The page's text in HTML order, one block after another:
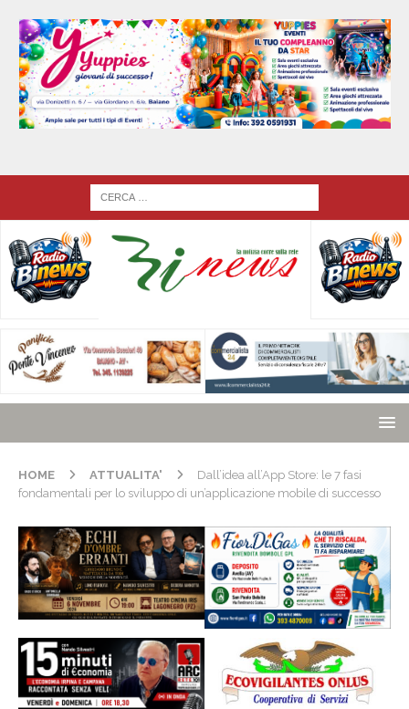
HOME ATTUALITA'
Dall’idea all’App Store: le 7 fasi
fondamentali per lo sviluppo di un’applicazione mobile di successo